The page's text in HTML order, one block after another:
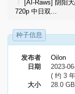
[AI-Raws] 阴阳
720p 中日双...
种子信息
发布者
Oilon
日期
2023-
( 约 3
大小
28.0 GB